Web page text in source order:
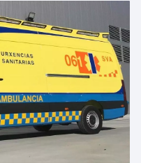
Ceuta para